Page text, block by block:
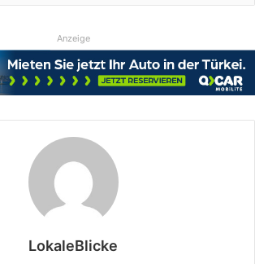
Anzeige
LokaleBlicke